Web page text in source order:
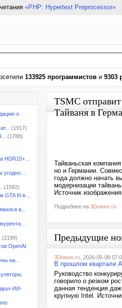
«PHP: Hypertext Preprocessor»
133925 программистов и 9303
о
(1917)
(1788)
HDR10+...
(1582)
GTA III в...
в...
(2199)
OpenAI
на...
ИИ-
TSMC
Тайваня в
Тайваньская
но и Германии.
года должно начать
модернизации
Источник
Подробнее на 3Dnews.ru
Предыдущие
3Dnews.ru , 2026-05-09
В прошлом квартале
Руководство
говорило о резком
данная тенденция
крупную Intel.